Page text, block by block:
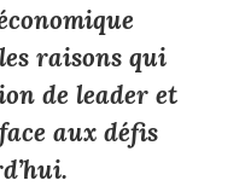
raisons qui
de leader et
aux défis